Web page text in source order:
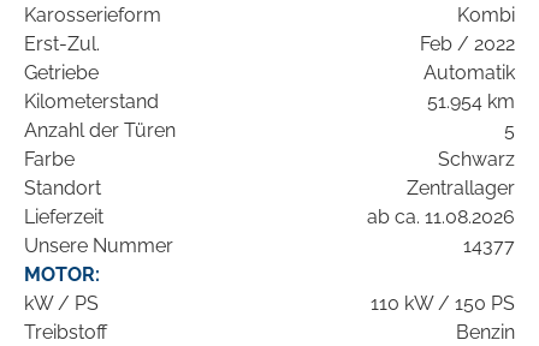
Karosserieform
Kombi
Erst-Zul.
Feb / 2022
Getriebe
Automatik
Kilometerstand
51.954 km
Anzahl der Türen
5
Farbe
Schwarz
Standort
Zentrallager
Lieferzeit
ab ca. 11.08.2026
Unsere Nummer
14377
MOTOR:
kW / PS
110 kW / 150 PS
Treibstoff
Benzin